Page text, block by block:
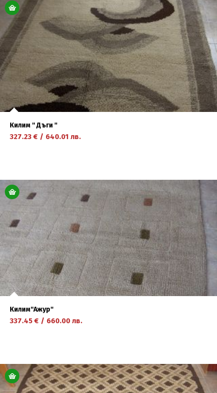
научете повече
Килим '' Дъги ''
327.23 € / 640.01 лв.
научете повече
Килим''Ажур''
337.45 € / 660.00 лв.
научете повече